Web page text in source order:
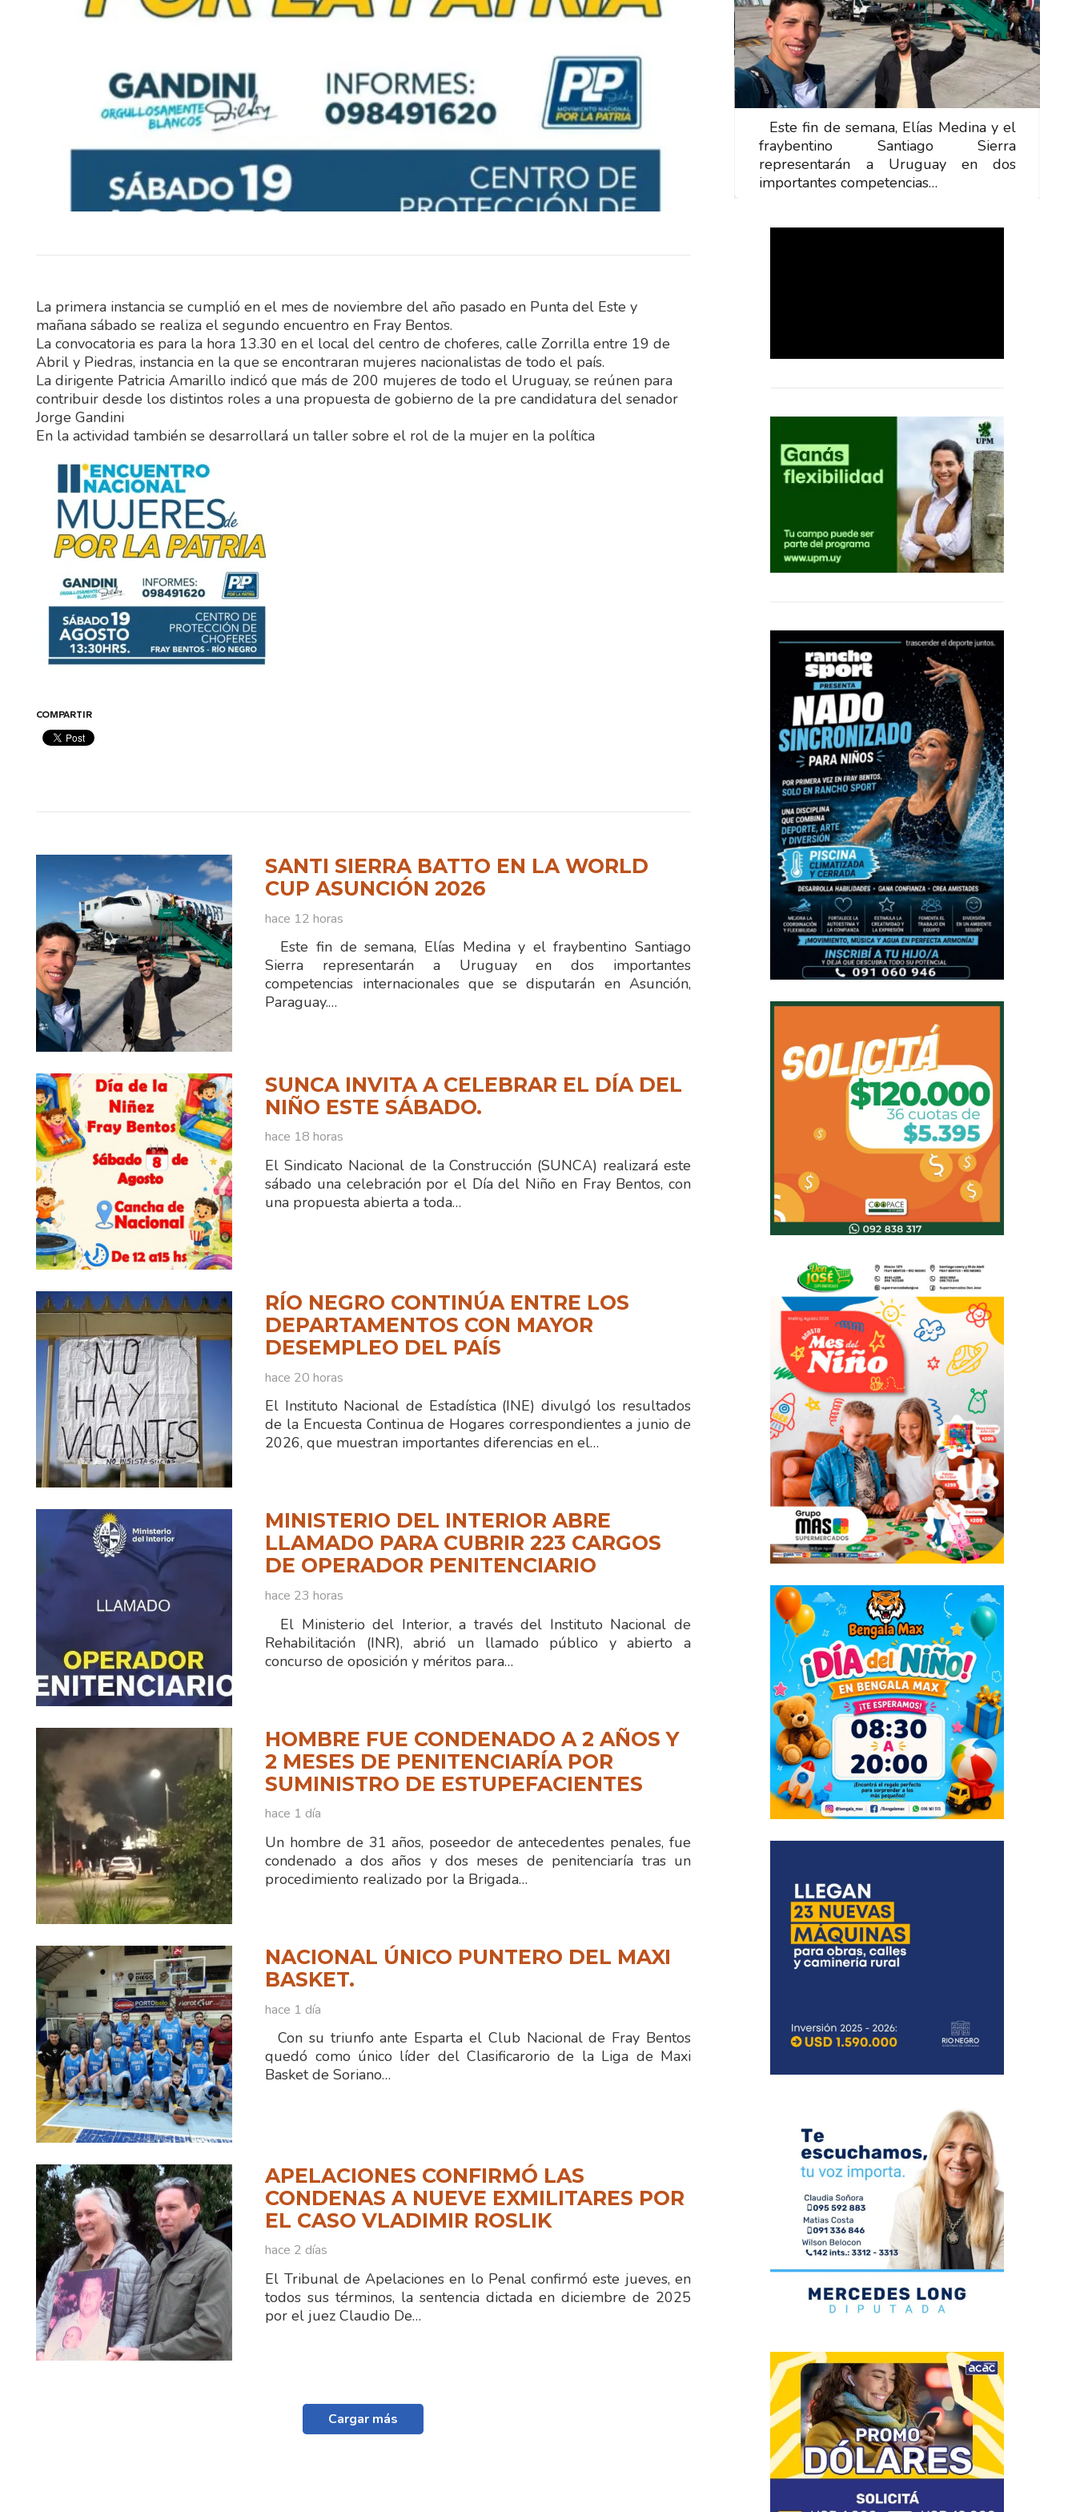
La primera instancia se cumplió en el mes de noviembre del año pasado en Punta del Este y
mañana sábado se realiza el segundo encuentro en Fray Bentos.
La convocatoria es para la hora 13.30 en el local del centro de choferes, calle Zorrilla entre 19 de
Abril y Piedras, instancia en la que se encontraran mujeres nacionalistas de todo el país.
La dirigente Patricia Amarillo indicó que más de 200 mujeres de todo el Uruguay, se reúnen para
contribuir desde los distintos roles a una propuesta de gobierno de la pre candidatura del senador
Jorge Gandini
En la actividad también se desarrollará un taller sobre el rol de la mujer en la política
COMPARTIR
SANTI SIERRA BATTO EN LA WORLD
CUP ASUNCIÓN 2026
hace 12 horas
Este fin de semana, Elías Medina y el fraybentino Santiago
Sierra representarán a Uruguay en dos importantes
competencias internacionales que se disputarán en Asunción,
Paraguay.…
SUNCA INVITA A CELEBRAR EL DÍA DEL
NIÑO ESTE SÁBADO.
hace 18 horas
El Sindicato Nacional de la Construcción (SUNCA) realizará este
sábado una celebración por el Día del Niño en Fray Bentos, con
una propuesta abierta a toda…
RÍO NEGRO CONTINÚA ENTRE LOS
DEPARTAMENTOS CON MAYOR
DESEMPLEO DEL PAÍS
hace 20 horas
El Instituto Nacional de Estadística (INE) divulgó los resultados
de la Encuesta Continua de Hogares correspondientes a junio de
2026, que muestran importantes diferencias en el…
MINISTERIO DEL INTERIOR ABRE
LLAMADO PARA CUBRIR 223 CARGOS
DE OPERADOR PENITENCIARIO
hace 23 horas
El Ministerio del Interior, a través del Instituto Nacional de
Rehabilitación (INR), abrió un llamado público y abierto a
concurso de oposición y méritos para…
HOMBRE FUE CONDENADO A 2 AÑOS Y
2 MESES DE PENITENCIARÍA POR
SUMINISTRO DE ESTUPEFACIENTES
hace 1 día
Un hombre de 31 años, poseedor de antecedentes penales, fue
condenado a dos años y dos meses de penitenciaría tras un
procedimiento realizado por la Brigada…
NACIONAL ÚNICO PUNTERO DEL MAXI
BASKET.
hace 1 día
Con su triunfo ante Esparta el Club Nacional de Fray Bentos
quedó como único líder del Clasificarorio de la Liga de Maxi
Basket de Soriano…
APELACIONES CONFIRMÓ LAS
CONDENAS A NUEVE EXMILITARES POR
EL CASO VLADIMIR ROSLIK
hace 2 días
El Tribunal de Apelaciones en lo Penal confirmó este jueves, en
todos sus términos, la sentencia dictada en diciembre de 2025
por el juez Claudio De…
Cargar más
Este fin de semana, Elías Medina y el
fraybentino Santiago Sierra
representarán a Uruguay en dos
importantes competencias…
Este fin de semana, Elías Medina y el
fraybentino Santiago Sierra
representarán a Uruguay en dos
importantes competencias…
Este fin de semana, Elías Medina y el
fraybentino Santiago Sierra
representarán a Uruguay en dos
importantes competencias…